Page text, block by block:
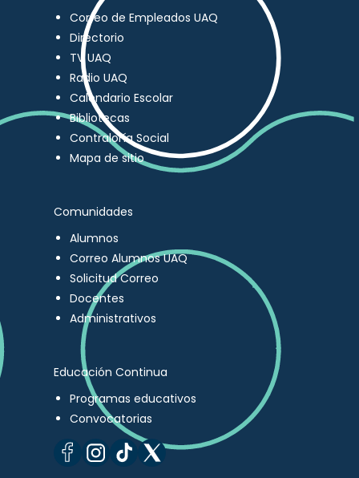
Correo de Empleados UAQ
Directorio
TV UAQ
Radio UAQ
Calendario Escolar
Bibliotecas
Contraloría Social
Mapa de sitio
Comunidades
Alumnos
Correo Alumnos UAQ
Solicitud Correo
Docentes
Administrativos
Educación Continua
Programas educativos
Convocatorias